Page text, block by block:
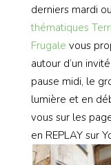
derniers mardi
thématiques
Frugale vous
autour d’un
pause midi, le
lumière et en
vous sur les
en REPLAY sur